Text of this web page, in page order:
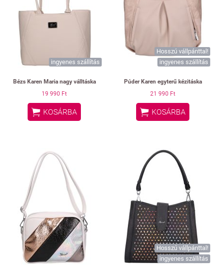
ingyenes szállítás
Bézs Karen Maria nagy válltáska
19 990 Ft
 KOSÁRBA
Hosszú vállpánttal!
ingyenes szállítás
Púder Karen egyterű kézitáska
21 990 Ft
 KOSÁRBA
Hosszú vállpánttal!
ingyenes szállítás